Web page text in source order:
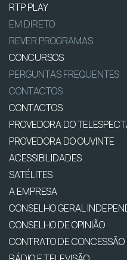
RTP PLAY
EM DIRETO
REVER PROGRAMAS
CONCURSOS
PERGUNTAS FREQUENTES
CONTACTOS
CONTACTOS
PROVEDORA DO
PROVEDORA DO OUVINTE
ACESSIBILIDADES
SATÉLITES
A EMPRESA
CONSELHO GERAL
CONSELHO DE OPINIÃO
CONTRATO DE